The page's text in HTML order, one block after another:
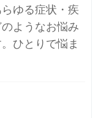
ゆる症状・疾
ようなお悩み
ひとりで悩ま